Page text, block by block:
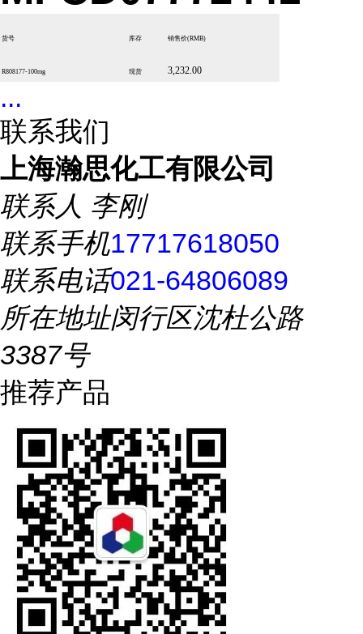
货号 库存 销售价(RMB)
R808177-100mg 现货 3,232.00
...
联系我们
上海瀚思化工有限公司
联系人 李刚
联系手机17717618050
联系电话021-64806089
所在地址闵行区沈杜公路
3387号
推荐产品